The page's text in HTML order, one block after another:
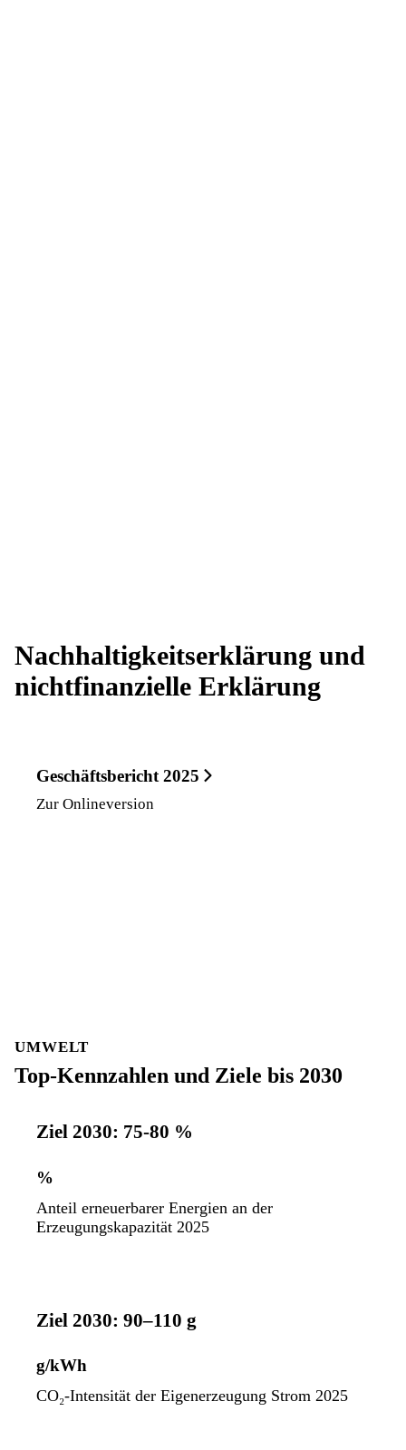
Nachhaltigkeitserklärung und
nichtfinanzielle Erklärung
Geschäftsbericht 2025
Zur Onlineversion
UMWELT
Top-Kennzahlen und Ziele bis 2030
Ziel 2030: 75-80 %
%
Anteil erneuerbarer Energien an der
Erzeugungskapazität 2025
Ziel 2030: 90–110 g
g/kWh
CO₂-Intensität der Eigenerzeugung Strom 2025